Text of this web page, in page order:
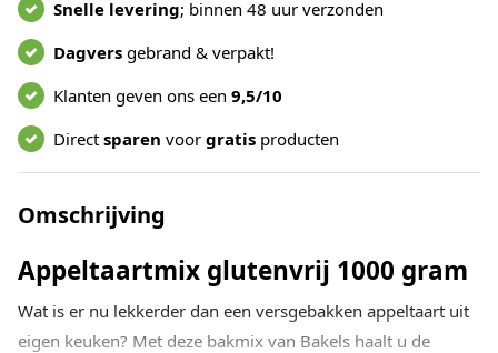
Snelle levering; binnen 48 uur verzonden
Dagvers gebrand & verpakt!
Klanten geven ons een 9,5/10
Direct sparen voor gratis producten
Omschrijving
Appeltaartmix glutenvrij 1000 gram
Wat is er nu lekkerder dan een versgebakken appeltaart uit
eigen keuken? Met deze bakmix van Bakels haalt u de